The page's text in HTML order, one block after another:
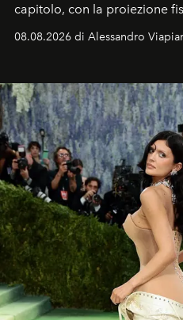
capitolo, con la proiezione
Craig, però, regna ancora il
08.08.2026 di Alessandro